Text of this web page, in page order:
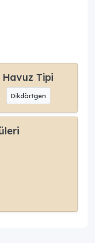
Havuz Tipi
Dikdörtgen